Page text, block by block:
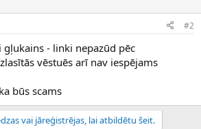
#2
- linki nepazūd pēc
vēstuēs arī nav iespējams
būs scams
vai jāreģistrējas, lai atbildētu šeit.